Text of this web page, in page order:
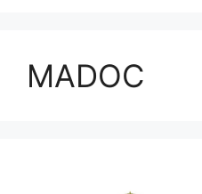
MADOC